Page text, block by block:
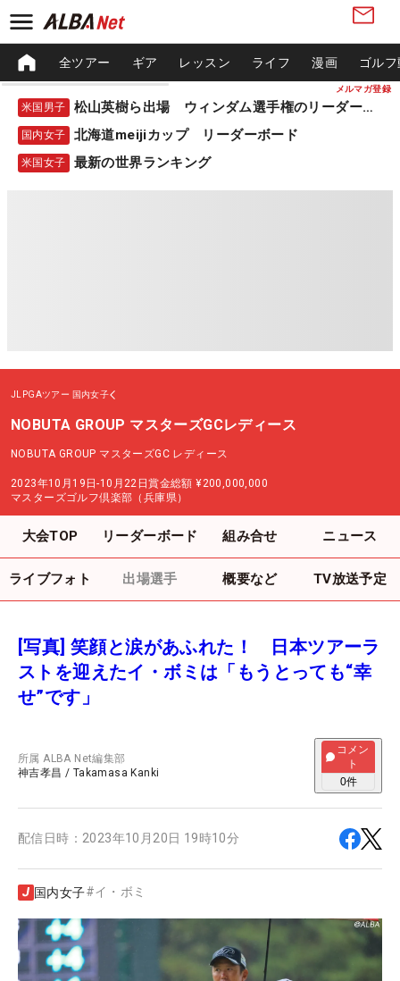
メルマガ登録
全ツアー ギア レッスン ライフ 漫画 ゴル
米国男子 松山英樹ら出場 ウィンダム選手権のリーダーボード
国内女子 北海道meijiカップ リーダーボード
米国女子 最新の世界ランキング
JLPGAツアー 国内女子
NOBUTA GROUP マスターズGCレディース
NOBUTA GROUP マスターズGC レディース
2023年10月19日-10月22日賞金総額 ¥200,000,000
マスターズゴルフ倶楽部（兵庫県）
大会TOP リーダーボード 組み合せ ニュース
ライブフォト 出場選手 概要など TV放送予定
[写真] 笑顔と涙があふれた！ 日本ツアーラ
ストを迎えたイ・ボミは「もうとっても“幸
せ”です」
所属ALBA Net編集部
神吉孝昌 / Takamasa Kanki
コメン
ト
0件
配信日時： 2023年10月20日 19時10分
国内女子#イ・ボミ